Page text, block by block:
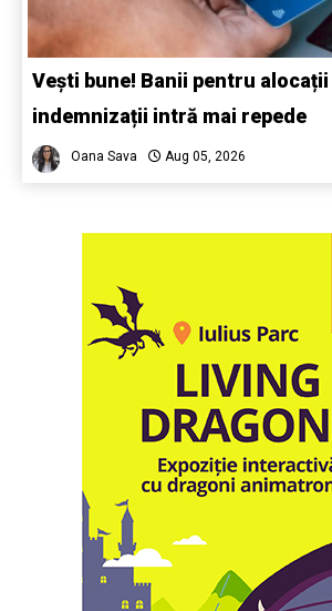
Vești bune! Banii pentru alocații
indemnizații intră mai repede
Oana Sava Aug 05, 2026